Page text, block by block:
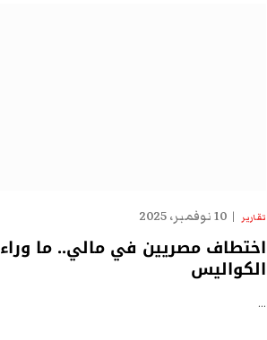
تقارير 10 نوفمبر، 2025
اختطاف مصريين في مالي.. ما وراء
الكواليس
…